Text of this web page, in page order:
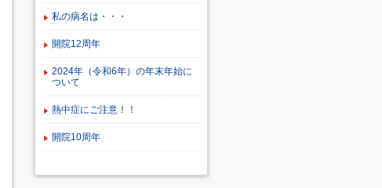
私の病名は・・・
開院12周年
2024年（令和6年）の年末年始に
ついて
熱中症にご注意！！
開院10周年